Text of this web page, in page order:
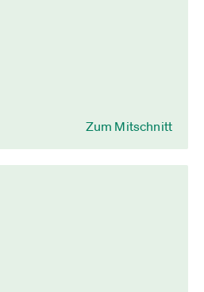
Zum Mitschnitt